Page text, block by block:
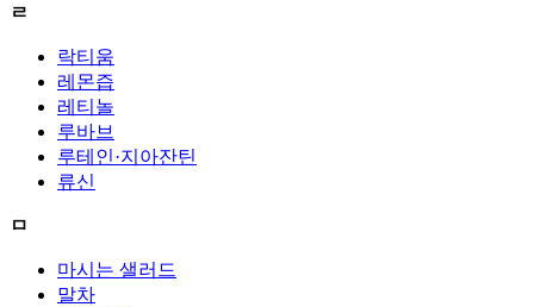
ㄹ
락티움
레몬즙
레티놀
루바브
루테인·지아잔틴
류신
ㅁ
마시는 샐러드
말차